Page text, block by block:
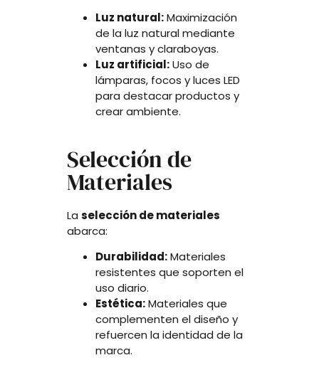
Luz natural:Maximización
de la luz natural mediante
ventanas y claraboyas.
Luz artificial:Uso de
lámparas, focos y luces LED
para destacar productos y
crear ambiente.
La selección de materiales
abarca:
Durabilidad:Materiales
resistentes que soporten el
uso diario.
Estética:Materiales que
complementen el diseño y
refuercen la identidad de la
marca.
Selección de
Materiales